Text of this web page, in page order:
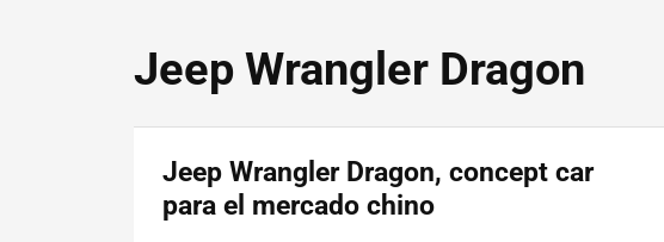
Jeep Wrangler Dragon
Jeep Wrangler Dragon, concept car
para el mercado chino